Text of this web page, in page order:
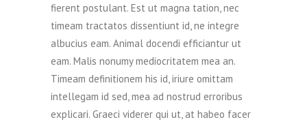
fierent postulant. Est ut magna tation, nec
timeam tractatos dissentiunt id, ne integre
albucius eam. Animal docendi efficiantur ut
eam. Malis nonumy mediocritatem mea an.
Timeam definitionem his id, iriure omittam
intellegam id sed, mea ad nostrud erroribus
explicari. Graeci viderer qui ut, at habeo facer